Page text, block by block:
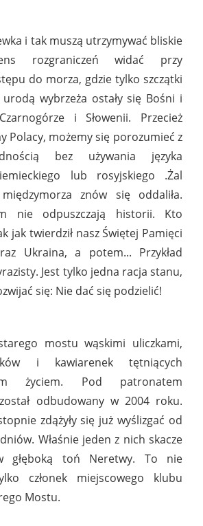
i tak muszą utrzymywać bliskie
rozgraniczeń widać przy
do morza, gdzie tylko szczątki
urodą wybrzeża ostały się Bośni i
i Słowenii. Przecież
Polacy, możemy się porozumieć z
bez używania języka
lub rosyjskiego .Żal
znów się oddaliła.
nie odpuszczają historii. Kto
jak twierdził nasz Świętej Pamięci
Ukraina, a potem... Przykład
Jest tylko jedna racja stanu,
się: Nie dać się podzielić!
mostu wąskimi uliczkami,
i kawiarenek tętniących
życiem. Pod patronatem
odbudowany w 2004 roku.
zdążyły się już wyślizgać od
Właśnie jeden z nich skacze
głęboką toń Neretwy. To nie
członek miejscowego klubu
Mostu.